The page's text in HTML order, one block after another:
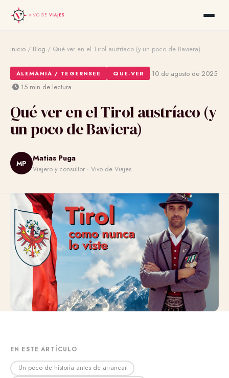
Inicio / Blog / Qué ver en el Tirol austríaco (y un poco de Baviera)
ALEMANIA / TEGERNSEE QUE-VER 10 de agosto de 2025
15 min de lectura
Qué ver en el Tirol austríaco (y
un poco de Baviera)
MP
Matias Puga
Viajero y consultor · Vivo de Viajes
EN ESTE ARTÍCULO
Un poco de historia antes de arrancar